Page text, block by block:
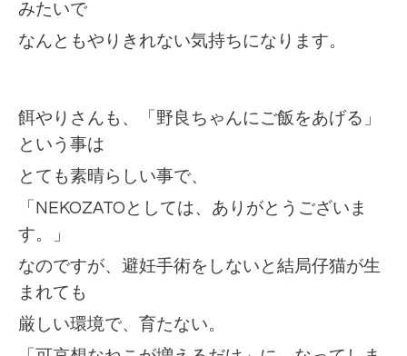
みたいで
なんともやりきれない気持ちになります。
餌やりさんも、「野良ちゃんにご飯をあげる」
という事は
とても素晴らしい事で、
「NEKOZATOとしては、ありがとうございま
す。」
なのですが、避妊手術をしないと結局仔猫が生
まれても
厳しい環境で、育たない。